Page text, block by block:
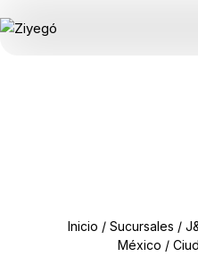
Inicio / Sucursales /
México /